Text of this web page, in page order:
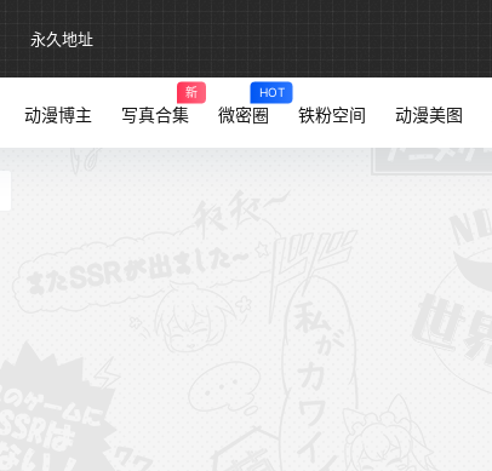
永久地址
动漫博主 写真合集
新
微密圈
HOT
铁粉空间 动漫美图